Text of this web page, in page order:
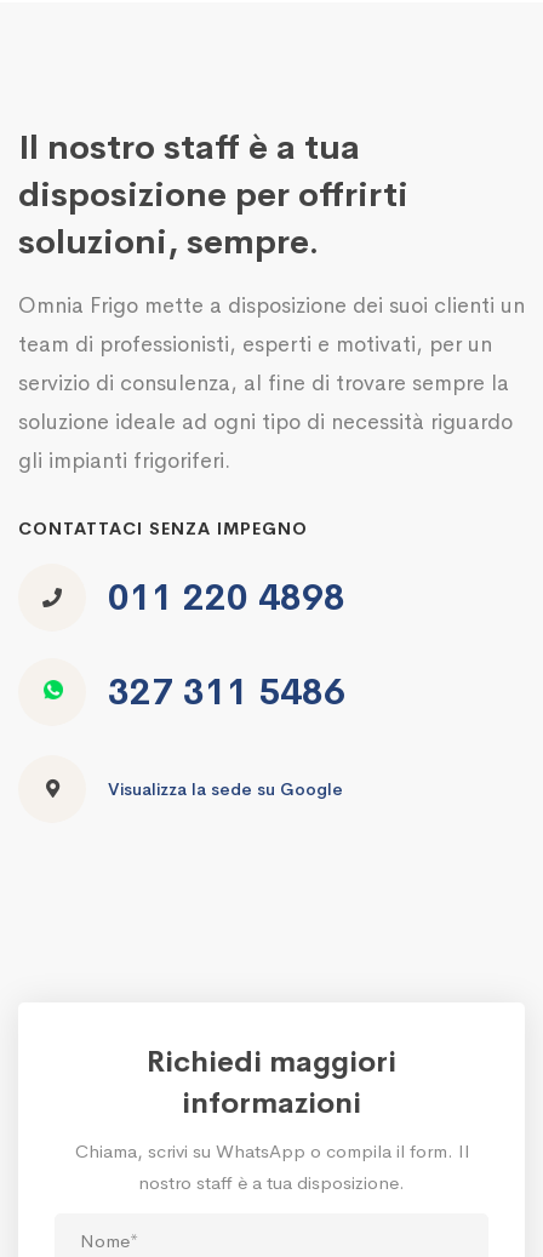
Il nostro staff è a tua
disposizione per offrirti
soluzioni, sempre.
Omnia Frigo mette a disposizione dei suoi clienti un
team di professionisti, esperti e motivati, per un
servizio di consulenza, al fine di trovare sempre la
soluzione ideale ad ogni tipo di necessità riguardo
gli impianti frigoriferi.
CONTATTACI SENZA IMPEGNO
011 220 4898
327 311 5486
Visualizza la sede su Google
Richiedi maggiori
informazioni
Chiama, scrivi su WhatsApp o compila il form. Il
nostro staff è a tua disposizione.